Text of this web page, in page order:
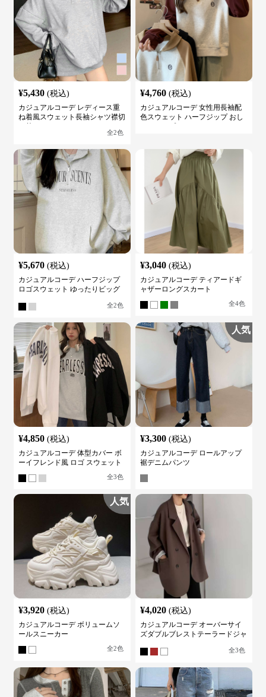
¥5,430 (税込)
カジュアルコーデ レディース重
ね着風スウェット長袖シャツ襟切
全2色
¥4,760 (税込)
カジュアルコーデ 女性用長袖配
色スウェット ハーフジップ おし
¥5,670 (税込)
カジュアルコーデ ハーフジップ
ロゴスウェット ゆったりビッグ
全2色
¥3,040 (税込)
カジュアルコーデ ティアードギ
ャザーロングスカート
全4色
¥4,850 (税込)
カジュアルコーデ 体型カバー ボ
ーイフレンド風 ロゴ スウェット
全3色
人気
¥3,300 (税込)
カジュアルコーデ ロールアップ
裾デニムパンツ
人気
¥3,920 (税込)
カジュアルコーデ ボリュームソ
ールスニーカー
全2色
¥4,020 (税込)
カジュアルコーデ オーバーサイ
ズダブルブレストテーラードジャ
全3色